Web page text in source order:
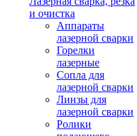
и очистка
Аппараты
лазерной сварки
Горелки
лазерные
Сопла для
лазерной сварки
Линзы для
лазерной сварки
Ролики